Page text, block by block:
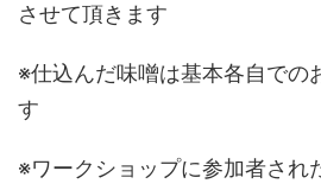
させて頂きます
※仕込んだ味噌は基本各自での
す
※ワークショップに参加者され